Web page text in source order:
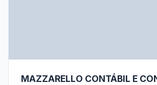
MAZZARELLO CONTÁBIL E